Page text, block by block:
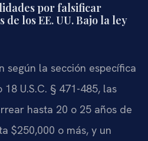
por falsificar
de los EE. UU. Bajo la ley
según la sección específica
U.S.C. § 471-485, las
hasta 20 o 25 años de
$250,000 o más, y un